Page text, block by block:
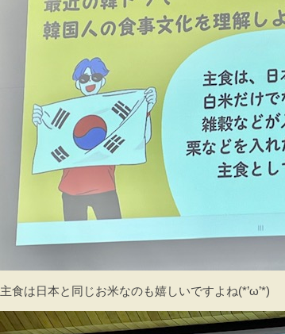
主食は日本と同じお米なのも嬉しいですよね(*’ω’*)